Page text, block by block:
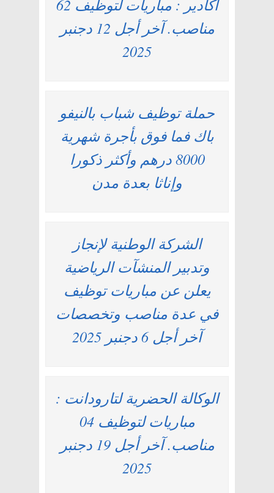
اكادير : مباريات لتوظيف 62
مناصب. آخر أجل 12 دجنبر
2025
حملة توظيف شباب بالنيفو
باك فما فوق بأجرة شهرية
8000 درهم وأكثر ذكورا
وإناثا بعدة مدن
الشركة الوطنية لإنجاز
وتدبير المنشآت الرياضية
يعلن عن مباريات توظيف
في عدة مناصب وتخصصات
آخر أجل 6 دجنبر 2025
الوكالة الحضرية لتارودانت :
مباريات لتوظيف 04
مناصب. آخر أجل 19 دجنبر
2025